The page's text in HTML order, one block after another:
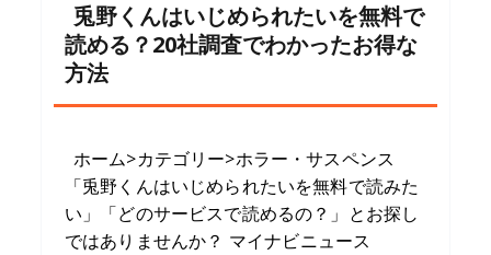
兎野くんはいじめられたいを無料で
読める？20社調査でわかったお得な
方法
ホーム>カテゴリー>ホラー・サスペンス
「兎野くんはいじめられたいを無料で読みた
い」「どのサービスで読めるの？」とお探し
ではありませんか？ マイナビニュース